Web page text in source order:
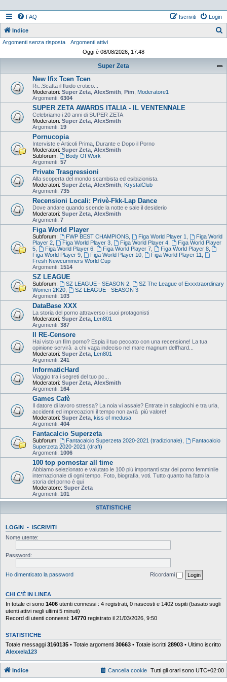
FAQ Login
Iscriviti
Indice
Argomenti senza risposta
Argomenti attivi
Oggi è 08/08/2026, 17:48
Super Zeta
New Ifix Tcen Tcen
Ri...Scatta il fluido erotico...
Moderatori: Super Zeta AlexSmith Pim
Moderatore1
Argomenti: 6304
SUPER ZETA AWARDS ITALIA - IL VENTENNALE
Celebriamo i 20 anni di SUPER ZETA
Moderatori: Super Zeta AlexSmith
Argomenti: 19
Pornucopia
Interviste e Articoli Prima, Durante e Dopo il Porno
Moderatori: Super Zeta AlexSmith
Subforum:
Body Of Work
Argomenti: 57
Private Trasgressioni
Alla scoperta del mondo scambista ed esibizionista.
Moderatori: Super Zeta AlexSmith
KrystalClub
Argomenti: 735
Recensioni Locali: Privè-Fkk-Lap Dance
Dove andare quando scende la notte e sale il desiderio
Moderatori: Super Zeta AlexSmith
Argomenti: 7
Figa World Player
Subforum: FWP BEST CHAMPIONS, Figa World Player 1
Figa World
Player 2
Figa World Player 3, Figa World Player 4,
Figa World Player
5
Figa World Player 6, Figa World Player 7, Figa World Player 8,
Figa World Player 9
Figa World Player 10, Figa World Player 11
Fresh Newcummers World Cup
Argomenti: 1514
SZ LEAGUE
Subforum: SZ LEAGUE - SEASON 2,
SZ The League of Exxxtraordinary
Women 2K20
SZ LEAGUE - SEASON 3
Argomenti: 103
DataBase XXX
La storia del porno attraverso i suoi protagonisti
Moderatori: Super Zeta Len801
Argomenti: 387
Il RE-Censore
Hai visto un film porno? Espia il tuo peccato con una recensione! La tua
opinione servirà a chi vaga indeciso nel mare magnum dell'hard...
Moderatori: Super Zeta Len801
Argomenti: 241
InformaticHard
Viaggio tra i segreti del tuo pc...
Moderatori: Super Zeta AlexSmith
Argomenti: 164
Games Cafè
Il datore di lavoro stressa? La noia vi assale? Entrate in salagiochi e tra urla,
accidenti ed imprecazioni il tempo non avrà più valore!
Moderatori: Super Zeta kiss of medusa
Argomenti: 404
Fantacalcio Superzeta
Subforum: Fantacalcio Superzeta 2020-2021 (tradizionale)
Fantacalcio
Superzeta 2020-2021 (draft)
Argomenti: 1006
100 top pornostar all time
Abbiamo selezionato e valutato le 100 più importanti star del porno femminile
internazionale di ogni tempo. Foto, biografia, voti. Tutto quanto ha fatto la
storia del porno è qui
Moderatore: Super Zeta
Argomenti: 101
STATISTICHE
LOGIN • ISCRIVITI
Nome utente:
Password:
Ho dimenticato la password Ricordami
CHI C’È IN LINEA
In totale ci sono 1406 utenti connessi : 4 registrati, 0 nascosti e 1402 ospiti (basato sugli
utenti attivi negli ultimi 5 minuti)
Record di utenti connessi: 14770 registrato il 21/03/2026, 9:50
STATISTICHE
Totale messaggi 3160135 • Totale argomenti 30663 • Totale iscritti 28903 • Ultimo iscritto
Alexxela123
Indice Tutti gli orari sono UTC+02:00
Cancella cookie